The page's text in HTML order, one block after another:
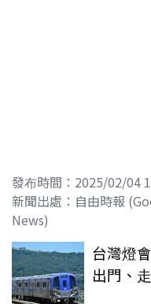
發布時間：2025/02/04
新聞出處：自由時報
News)
台灣燈
出門、